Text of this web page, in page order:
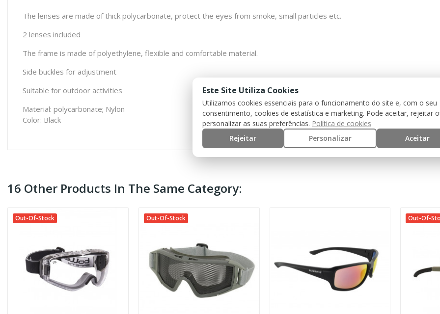
The lenses are made of thick polycarbonate, protect the eyes from smoke, small particles etc.
2 lenses included
The frame is made of polyethylene, flexible and comfortable material.
Side buckles for adjustment
Suitable for outdoor activities
Material: polycarbonate; Nylon
Color: Black
16 Other Products In The Same Category:
Out-Of-Stock Out-Of-Stock Out-Of-
Este Site Utiliza Cookies
Utilizamos cookies essenciais para o funcionamento do site e, com o seu
consentimento, cookies de estatística e marketing. Pode aceitar, rejeitar
personalizar as suas preferências. Política de cookies
Rejeitar
Personalizar Aceitar